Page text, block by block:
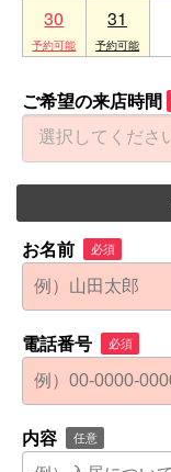
30 31
ご希望の来店時間
お名前 必須
電話番号 必須
内容 任意